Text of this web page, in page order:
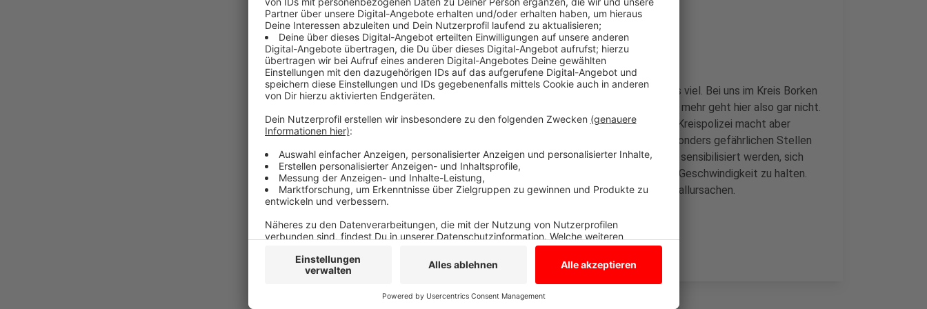
Blitzermarathon auch im Kreis
Anzeige
Während des Speedmarathons blitzt die Polizei überall besonders viel. Bei uns im Kreis Borken
sind aber sowieso jede Woche alle verfügbaren Blitzer im Einsatz, mehr geht hier also gar nicht.
Letzte Woche wurden z.B. über 6.500 Fahrzeuge kontrolliert. Die Kreispolizei macht aber
trotzdem bei der Aktionswoche mit und sammelt Daten über besonders gefährlichen Stellen
bei uns. Mit dem europaweiten Speedmarathon sollen Autofahrer sensibilisiert werden, sich
besonders in der Nähe von Schulen, Kitas und Altenheimen an die Geschwindigkeit zu halten.
Denn zu schnelles Fahren ist nach wie vor eine der häufigsten Unfallursachen.
Anzeige